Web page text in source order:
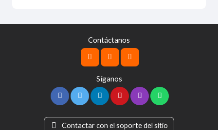
Contáctanos
Síganos
Contactar con el soporte del sitio